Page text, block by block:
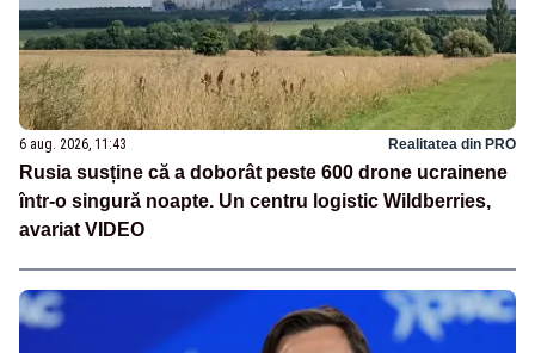
6 aug. 2026, 11:43 Realitatea din PRO
Rusia susține că a doborât peste 600 drone ucrainene
într-o singură noapte. Un centru logistic Wildberries,
avariat VIDEO